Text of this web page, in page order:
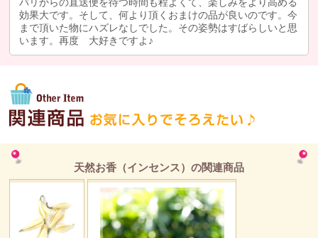
効果大です。そして、何より頂くおまけの品が良いのです。今
まで頂いた物にハズレなしでした。その姿勢はすばらしいと思
います。再度 大好きですよ♪
天然お香（インセンス）の関連商品